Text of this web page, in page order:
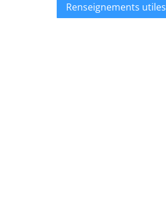
Renseignements utiles